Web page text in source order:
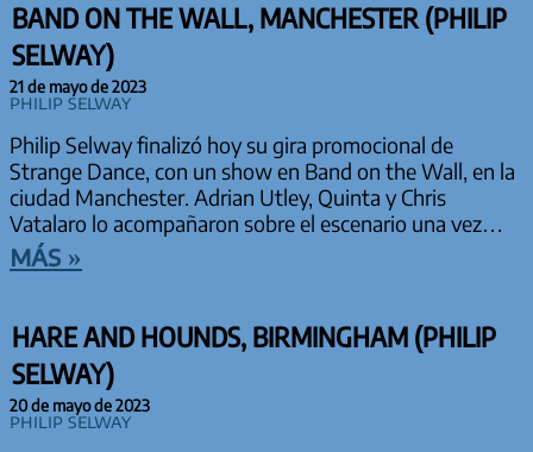
BAND ON THE WALL, MANCHESTER (PHILIP
SELWAY)
21 de mayo de 2023
Philip Selway
Philip Selway finalizó hoy su gira promocional de
Strange Dance, con un show en Band on the Wall, en la
ciudad Manchester. Adrian Utley, Quinta y Chris
Vatalaro lo acompañaron sobre el escenario una vez…
más »
HARE AND HOUNDS, BIRMINGHAM (PHILIP
SELWAY)
20 de mayo de 2023
Philip Selway